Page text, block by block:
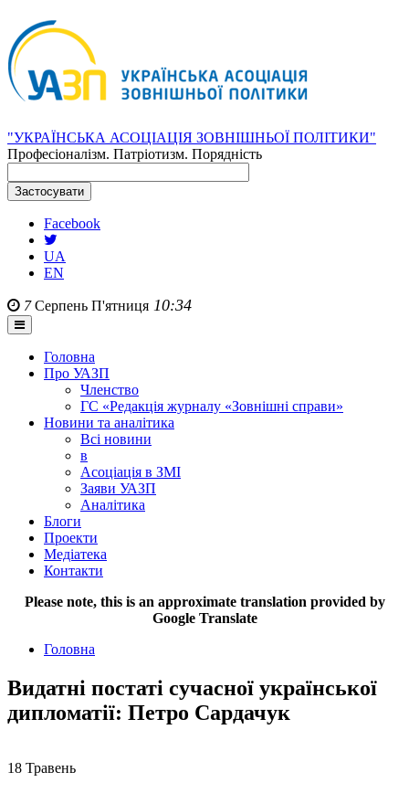
"УКРАЇНСЬКА АСОЦІАЦІЯ ЗОВНІШНЬОЇ ПОЛІТИКИ"
Професіоналізм. Патріотизм. Порядність
Facebook
UA
EN
7Серпень П'ятниця 10:34
Головна
Про УАЗП
Членство
ГС «Редакція журналу «Зовнішні справи»
Новини та аналітика
Всі новини
в
Асоціація в ЗМІ
Заяви УАЗП
Аналітика
Блоги
Проекти
Медіатека
Контакти
Please note, this is an approximate translation provided by
Google Translate
Головна
Видатні постаті сучасної української
дипломатії: Петро Сардачук
18 Травень